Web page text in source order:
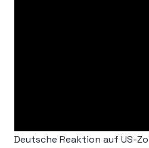
Deutsche Reaktion auf US-